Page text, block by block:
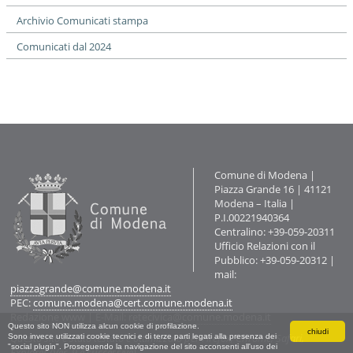
chiudi
Questo sito NON utilizza alcun cookie di profilazione.
Sono invece utilizzati cookie tecnici e di terze parti legati alla presenza dei
"social plugin". Proseguendo la navigazione del sito acconsenti all'uso dei
i
n
Archivio Comunicati stampa
Comunicati dal 2024
Contatti
Comune di Modena |
Piazza Grande 16 | 41121
Modena – Italia |
P.I.00221940364
Centralino: +39-059-20311
Ufficio Relazioni con il
Pubblico: +39-059-20312 |
mail:
piazzagrande@comune.modena.it
PEC:comune.modena@cert.comune.modena.it
Questo sito è stato testato e ottimizzato per Firefox, Chrome, Safari,